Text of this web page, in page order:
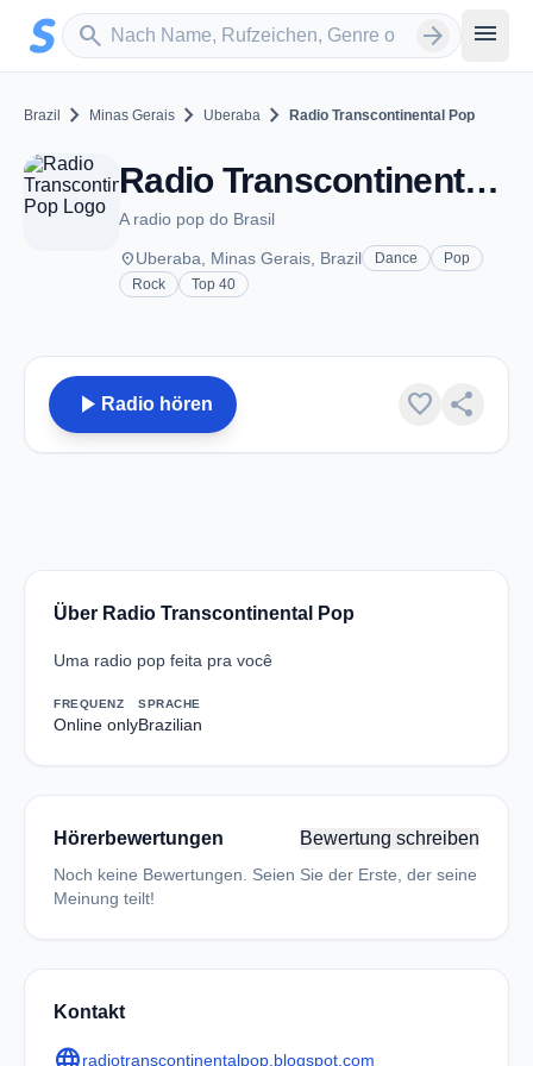
Zum Hauptinhalt springen
search
Sender suchen arrow_forward menu
Brazil chevron_right Minas Gerais chevron_right Uberaba chevron_right Radio Transcontinental Pop
Radio Transcontinental Pop - Uberaba
A radio pop do Brasil
placeUberaba, Minas Gerais, Brazil Dance
Pop
Rock
Top 40
play_arrow Radio hören favorite share
Über Radio Transcontinental Pop
Uma radio pop feita pra você
FREQUENZ
Online only
SPRACHE
Brazilian
Hörerbewertungen Bewertung schreiben
Noch keine Bewertungen. Seien Sie der Erste, der seine
Meinung teilt!
Kontakt
radiotranscontinentalpop.blogspot.com